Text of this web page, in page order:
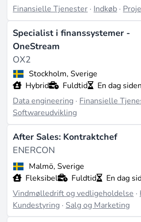
Finansielle Tjenester · Indkøb ·
Specialist i finanssystemer -
OneStream
OX2
Stockholm, Sverige
Hybrid
Fuldtid
En dag siden
Data engineering · Finansielle
Softwareudvikling
After Sales: Kontraktchef
ENERCON
Malmö, Sverige
Fleksibel
Fuldtid
En dag
Vindmølledrift og vedligeholdelse ·
Kundestyring · Salg og Marketing